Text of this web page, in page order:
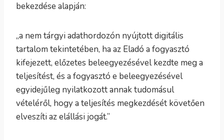
bekezdése alapján:
„a nem tárgyi adathordozón nyújtott digitális
tartalom tekintetében, ha az Eladó a fogyasztó
kifejezett, előzetes beleegyezésével kezdte meg a
teljesítést, és a fogyasztó e beleegyezésével
egyidejűleg nyilatkozott annak tudomásul
vételéről, hogy a teljesítés megkezdését követően
elveszíti az elállási jogát.”